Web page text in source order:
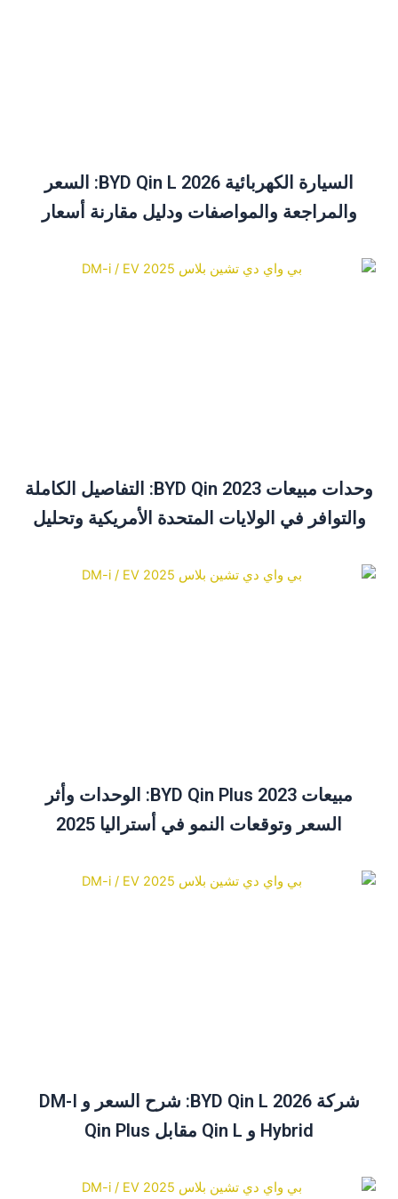
السيارة الكهربائية BYD Qin L 2026: السعر
والمراجعة والمواصفات ودليل مقارنة أسعار
وحدات مبيعات BYD Qin 2023: التفاصيل الكاملة
والتوافر في الولايات المتحدة الأمريكية وتحليل
مبيعات BYD Qin Plus 2023: الوحدات وأثر
السعر وتوقعات النمو في أستراليا 2025
شركة BYD Qin L 2026: شرح السعر و DM-I
Hybrid و Qin L مقابل Qin Plus